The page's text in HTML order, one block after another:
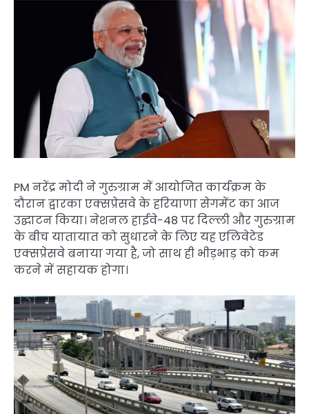
PM नरेंद्र मोदी ने गुरुग्राम में आयोजित कार्यक्रम के
दौरान द्वारका एक्सप्रेसवे के हरियाणा सेगमेंट का आज
उद्घाटन किया। नेशनल हाईवे-48 पर दिल्ली और गुरुग्राम
के बीच यातायात को सुधारने के लिए यह एलिवेटेड
एक्सप्रेसवे बनाया गया है, जो साथ ही भीड़भाड़ को कम
करने में सहायक होगा।